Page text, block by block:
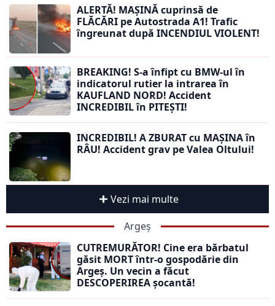
ALERTĂ! MAȘINĂ cuprinsă de
FLĂCĂRI pe Autostrada A1! Trafic
îngreunat după INCENDIUL VIOLENT!
BREAKING! S-a înfipt cu BMW-ul în
indicatorul rutier la intrarea în
KAUFLAND NORD! Accident
INCREDIBIL în PITEȘTI!
INCREDIBIL! A ZBURAT cu MAȘINA în
RÂU! Accident grav pe Valea Oltului!
Vezi mai multe
Argeș
CUTREMURĂTOR! Cine era bărbatul
găsit MORT într-o gospodărie din
Argeș. Un vecin a făcut
DESCOPERIREA șocantă!